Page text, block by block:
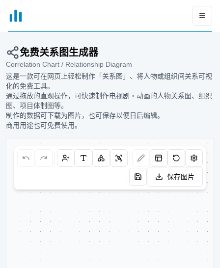
xGrapher
免费关系图生成器
Correlation Chart / Relationship Diagram
这是一款可在网页上轻松制作「关系图」、将人物或组织间关系可视
化的免费工具。
通过拖放的直观操作，可快速制作电视剧・动画的人物关系图、组织
图、项目体制图等。
制作的数据可下载为图片，也可保存以便日后编辑。
商用用途也可免费使用。
保存图片